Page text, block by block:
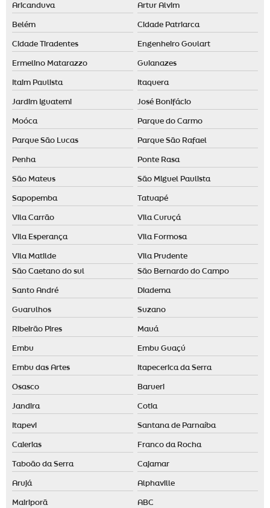
Aricanduva Artur Alvim
Belém Cidade Patriarca
Cidade Tiradentes Engenheiro Goulart
Ermelino Matarazzo Guianazes
Itaim Paulista Itaquera
Jardim Iguatemi José Bonifácio
Moóca Parque do Carmo
Parque São Lucas Parque São Rafael
Penha Ponte Rasa
São Mateus São Miguel Paulista
Sapopemba Tatuapé
Vila Carrão Vila Curuçá
Vila Esperança Vila Formosa
Vila Matilde Vila Prudente
São Caetano do sul São Bernardo do Campo
Santo André Diadema
Guarulhos Suzano
Ribeirão Pires Mauá
Embu Embu Guaçú
Embu das Artes Itapecerica da Serra
Osasco Barueri
Jandira Cotia
Itapevi Santana de Parnaíba
Caierias Franco da Rocha
Taboão da Serra Cajamar
Arujá Alphaville
Mairiporã ABC